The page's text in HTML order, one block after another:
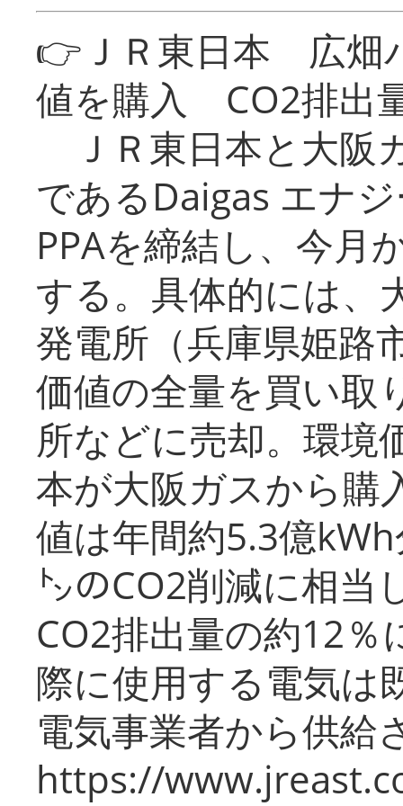
👉ＪＲ東日本 広畑
値を購入 CO2排出
ＪＲ東日本と大阪
であるDaigas エナ
PPAを締結し、今月
する。具体的には、
発電所（兵庫県姫路
価値の全量を買い取
所などに売却。環境
本が大阪ガスから購
値は年間約5.3億
㌧のCO2削減に相当
CO2排出量の約12％
際に使用する電気は
電気事業者から供給
https://